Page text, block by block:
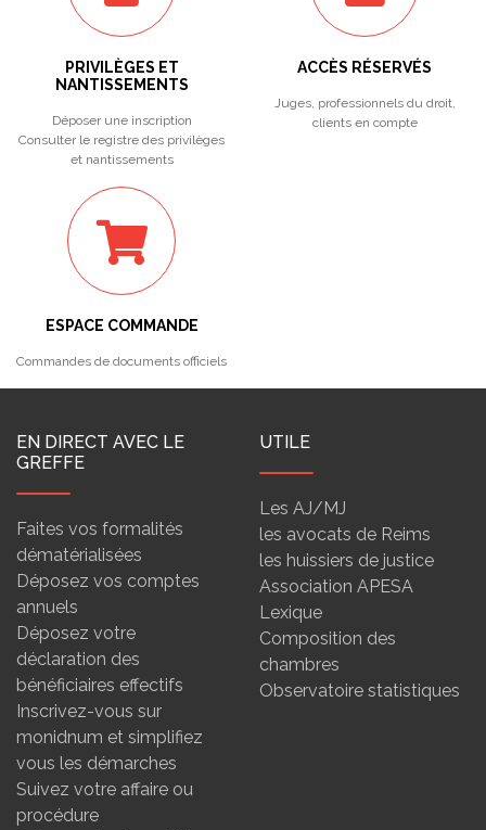
PRIVILÈGES ET
NANTISSEMENTS
Déposer une inscription
Consulter le registre des privilèges
et nantissements
ACCÈS RÉSERVÉS
Juges, professionnels du droit,
clients en compte
ESPACE COMMANDE
Commandes de documents officiels
EN DIRECT AVEC LE
GREFFE
Faites vos formalités
dématérialisées
Déposez vos comptes
annuels
Déposez votre
déclaration des
bénéficiaires effectifs
Inscrivez-vous sur
monidnum et simplifiez
vous les démarches
Suivez votre affaire ou
procédure
UTILE
Les AJ/MJ
les avocats de Reims
les huissiers de justice
Association APESA
Lexique
Composition des
chambres
Observatoire statistiques